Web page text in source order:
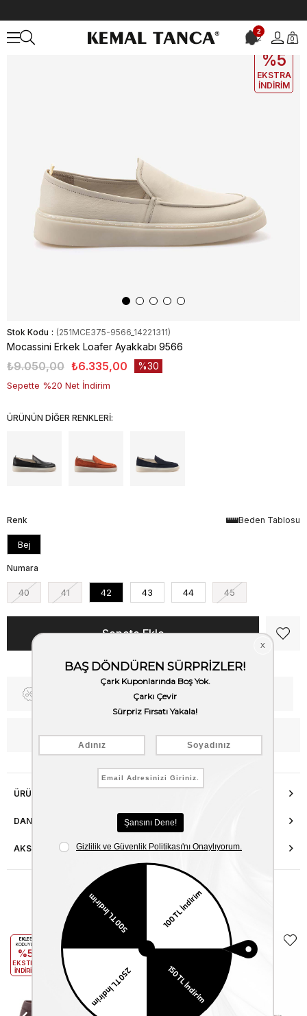
2
2 0
EKLE5
%5
EKSTRA
İNDİRİM
Stok Kodu (251MCE375-9566_14221311)
Mocassini Erkek Loafer Ayakkabı 9566
₺9.050,00 ₺6.335,00 30
Sepette %20 Net İndirim
ÜRÜNÜN DİĞER RENKLERİ:
Beden Tablosu
Renk
Bej
Numara
40 41 42 43 44 45
Fiyat Düşünce Haber Ver
WhatsApp’tan Bilgi Al
ÜRÜN ÖZELLIKLERI
DANIŞMA HATTI
AKSESUAR ONARIMI
Benzer Ürünler
EKLE5
KODUYLA
%5
EKSTRA
İNDİRİM
İNDİRİM